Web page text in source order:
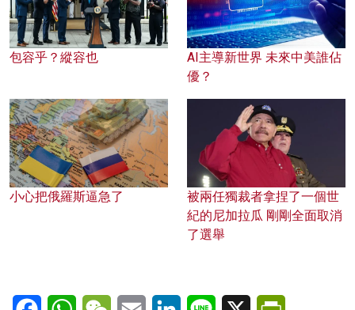
包容乎？縱容也
AI主導新世界 未來中美誰佔
優？
小心把俄羅斯逼急了
被兩任獨裁者拿捏了一個世
紀的尼加拉瓜 剛剛全面取消
了選舉
FacebookWhatsAppWeChatEmail LinkedInLine X